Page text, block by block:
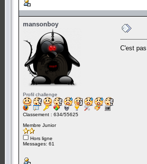
mansonboy
Profil challenge
Classement : 634/55625
Membre Junior
Hors ligne
Messages: 61
C'est